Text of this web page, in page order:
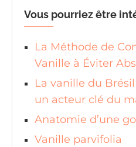
Vous pourriez être
La Méthode de
Vanille à Éviter
La vanille du
un acteur clé du
Anatomie d’une
Vanille parvifolia